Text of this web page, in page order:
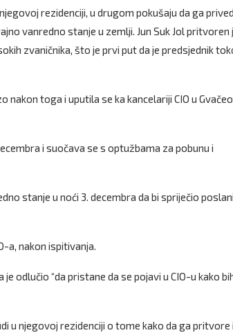
rezidenciji, u drugom pokušaju da ga
vanredno stanje u zemlji. Jun Suk Jol pritvoren
zvaničnika, što je prvi put da je predsjednik
toga i uputila se ka kancelariji CIO u
i suočava se s optužbama za pobunu i
stanje u noći 3. decembra da bi spriječio
a, nakon ispitivanja.
odlučio “da pristane da se pojavi u CIO-u kako
u njegovoj rezidenciji o tome kako da ga pritvore i